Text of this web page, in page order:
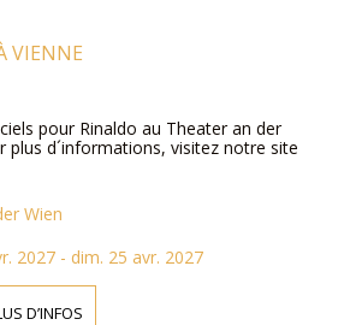
VIENNE
pour Rinaldo au Theater an der
plus d´informations, visitez notre site
Wien
2027 - dim. 25 avr. 2027
D’INFOS